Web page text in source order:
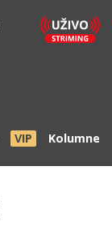
VIP Kolumne